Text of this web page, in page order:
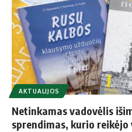
AKTUALIJOS
Netinkamas vadovėlis
sprendimas, kurio